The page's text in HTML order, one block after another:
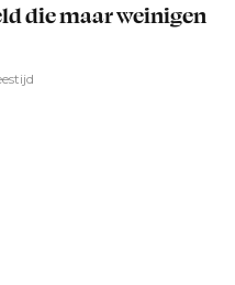
die maar weinigen